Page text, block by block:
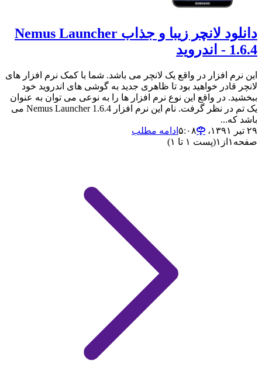
دانلود لانچر زیبا و جذاب Nemus Launcher
1.6.4 - اندروید
این نرم افزار در واقع یک لانچر می باشد. شما با کمک نرم افزار های
لانچر قادر خواهید بود تا ظاهری جدید به گوشی های اندروید خود
ببخشید. در واقع این نوع نرم افزار ها را به نوعی می توان به عنوان
یک تم در نظر گرفت. نام این نرم افزار Nemus Launcher 1.6.4 می
باشد که...
۲۹ تیر ۱۳۹۱،‏ ۵:۰۸
ادامه مطلب
صفحه ۱ از ۱(پست ۱ تا ۱)